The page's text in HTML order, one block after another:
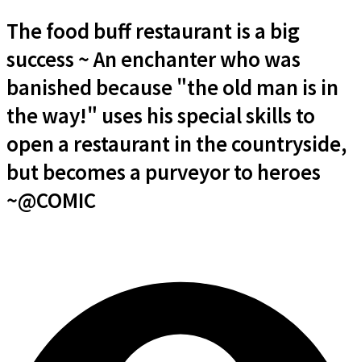
The food buff restaurant is a big
success ~ An enchanter who was
banished because "the old man is in
the way!" uses his special skills to
open a restaurant in the countryside,
but becomes a purveyor to heroes
~@COMIC